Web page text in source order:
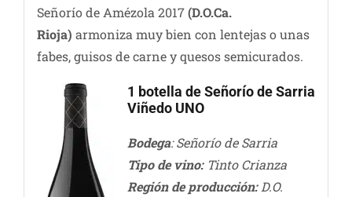
Señorío de Amézola 2017(D.O.Ca.
Rioja) armoniza muy bien con lentejas o unas
fabes, guisos de carne y quesos semicurados.
1 botella de Señorío de Sarria
Viñedo UNO
Bodega: Señorío de Sarria
Tipo de vino:Tinto Crianza
Región de producción:D.O.